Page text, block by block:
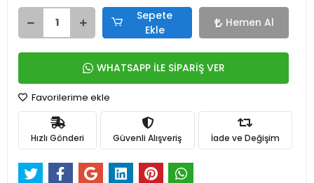
Sepete
Ekle
Hemen Al
WHATSAPP İLE SİPARİŞ VER
Favorilerime ekle
Hızlı Gönderi Güvenli Alışveriş İade ve Değişim